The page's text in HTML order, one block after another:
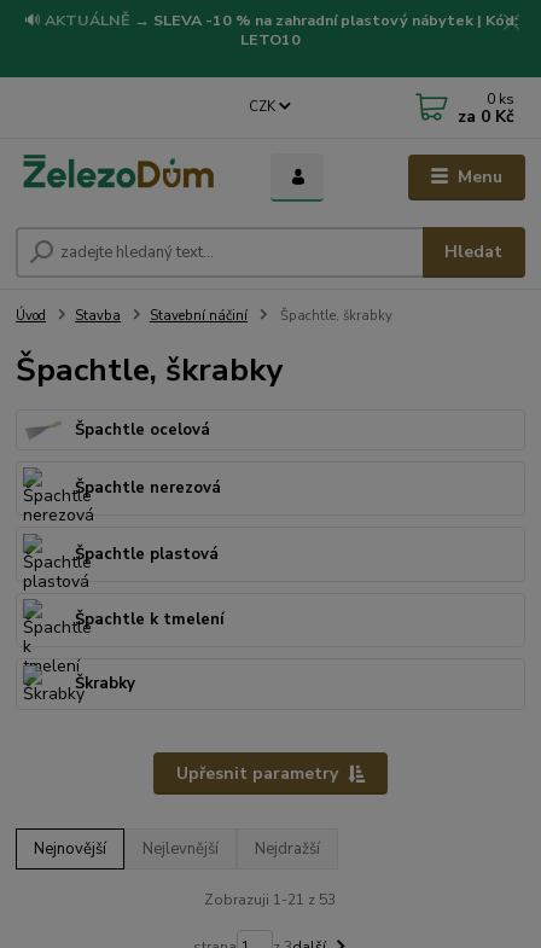
🔊 AKTUÁLNĚ → SLEVA -10 % na zahradní plastový nábytek | Kód:
LETO10
Menu
CZK
Hledat
0 ks
za 0 Kč
Úvod Stavba Stavební náčiní Špachtle, škrabky
Špachtle, škrabky
Špachtle ocelová
Špachtle nerezová
Špachtle plastová
Špachtle k tmelení
Škrabky
Upřesnit parametry
Nejnovější Nejlevnější Nejdražší
Zobrazuji 1-21 z 53